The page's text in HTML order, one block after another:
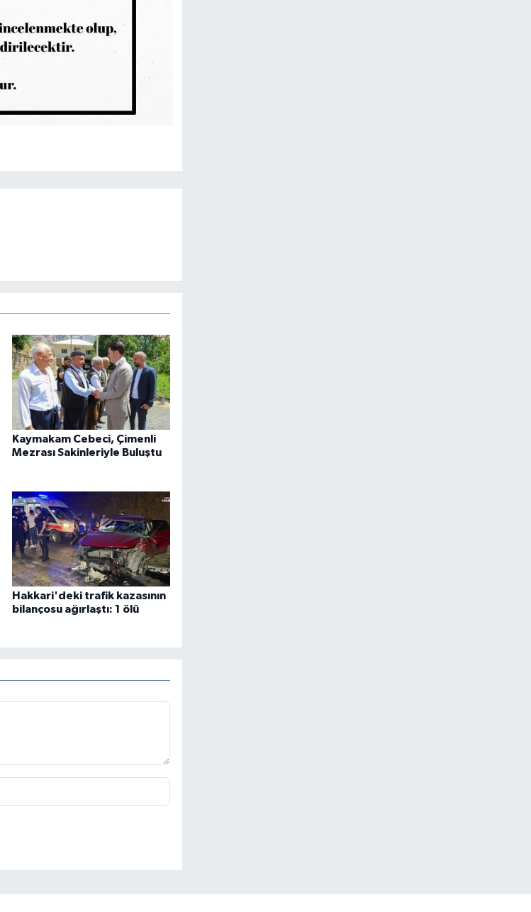
Kaymakam Cebeci, Çimenli
Mezrası Sakinleriyle Buluştu
Hakkari'deki trafik kazasının
bilançosu ağırlaştı: 1 ölü